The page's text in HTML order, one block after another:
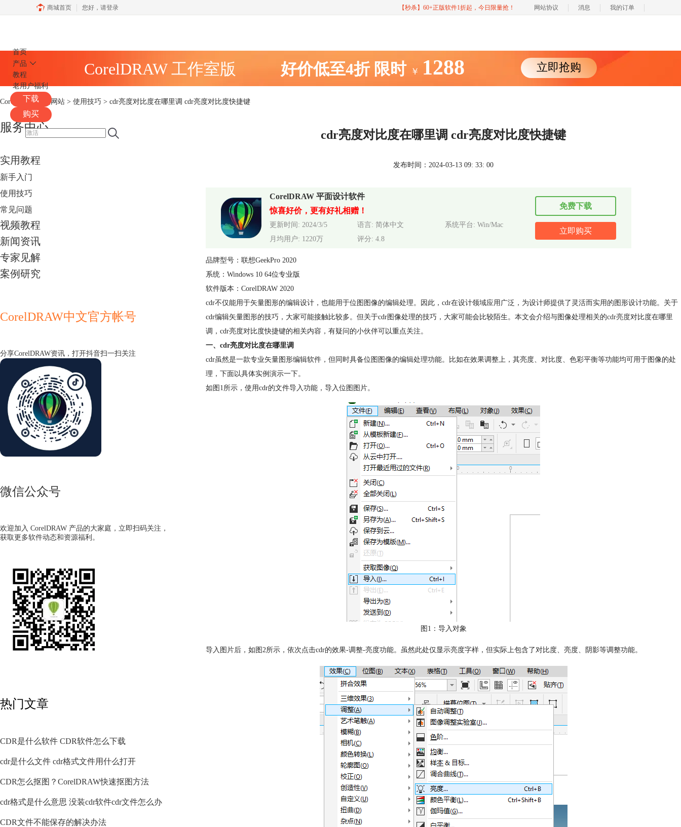
商城首页 您好， 请登录 【秒杀】60+正版软件1折起，今日限量抢！ 网站协议 消息 我的订单
首页
产品
教程
老用户福利
下载
购买
CorelDRAW 工作室版 好价低至4折 限时 ￥ 1288 立即抢购
CorelDRAW中文网站 > 使用技巧 > cdr亮度对比度在哪里调 cdr亮度对比度快捷键
服务中心
实用教程
新手入门
使用技巧
常见问题
视频教程
新闻资讯
专家见解
案例研究
CorelDRAW中文官方帐号
分享CorelDRAW资讯，打开抖音扫一扫关注
微信公众号
欢迎加入 CorelDRAW 产品的大家庭，立即扫码关注，
获取更多软件动态和资源福利。
热门文章
CDR是什么软件 CDR软件怎么下载
cdr是什么文件 cdr格式文件用什么打开
CDR怎么抠图？CorelDRAW快速抠图方法
cdr格式是什么意思 没装cdr软件cdr文件怎么办
CDR文件不能保存的解决办法
cdr亮度对比度在哪里调 cdr亮度对比度快捷键
发布时间：2024-03-13 09: 33: 00
CorelDRAW 平面设计软件
惊喜好价，更有好礼相赠！
更新时间: 2024/3/5 语言: 简体中文
系统平台: Win/Mac
月均用户: 1220万
评分: 4.8
免费下载
立即购买
品牌型号：联想GeekPro 2020
系统：Windows 10 64位专业版
软件版本：CorelDRAW 2020
cdr不仅能用于矢量图形的编辑设计，也能用于位图图像的编辑处理。因此，cdr在设计领域应用广泛，为设计师提供了灵活而实用的图形设计功能。关于
cdr编辑矢量图形的技巧，大家可能接触比较多。但关于cdr图像处理的技巧，大家可能会比较陌生。本文会介绍与图像处理相关的cdr亮度对比度在哪里
调，cdr亮度对比度快捷键的相关内容，有疑问的小伙伴可以重点关注。
一、cdr亮度对比度在哪里调
cdr虽然是一款专业矢量图形编辑软件，但同时具备位图图像的编辑处理功能。比如在效果调整上，其亮度、对比度、色彩平衡等功能均可用于图像的处
理，下面以具体实例演示一下。
如图1所示，使用cdr的文件导入功能，导入位图图片。
图1：导入对象
导入图片后，如图2所示，依次点击cdr的效果-调整-亮度功能。虽然此处仅显示亮度字样，但实际上包含了对比度、亮度、阴影等调整功能。